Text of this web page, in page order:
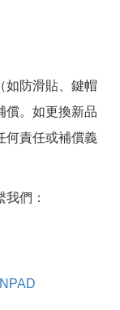
如防滑貼、鍵帽
償。如更換新品
何責任或補償義
們：